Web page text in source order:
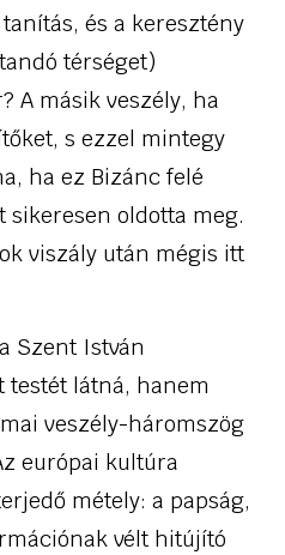
és a keresztény
térséget)
A másik veszély, ha
s ezzel mintegy
ha ez Bizánc felé
oldotta meg.
viszály után mégis itt
Szent István
testét látná, hanem
veszély-háromszög
európai kultúra
métely: a papság,
vélt hitújító